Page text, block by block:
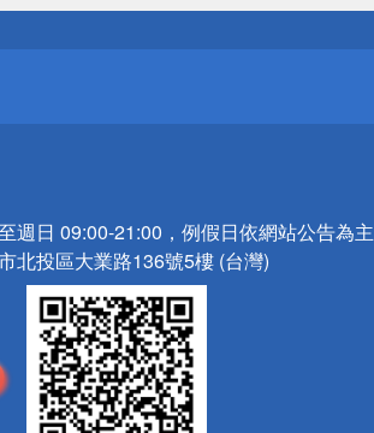
週日 09:00-21:00，例假日依網站公告為主
北投區大業路136號5樓 (台灣)